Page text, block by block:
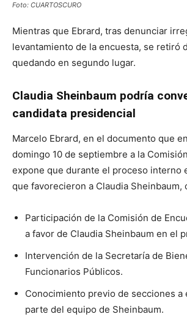
Foto: CUARTOSCURO
Mientras que Ebrard, tras denunciar
levantamiento de la encuesta, se retiró
quedando en segundo lugar.
Claudia Sheinbaum podría
candidata presidencial
Marcelo Ebrard, en el documento que
domingo 10 de septiembre a la
expone que durante el proceso interno
que favorecieron a Claudia Sheinbaum,
Participación de la Comisión de
a favor de Claudia Sheinbaum en el
Intervención de la Secretaría de
Funcionarios Públicos.
Conocimiento previo de secciones a
parte del equipo de Sheinbaum.